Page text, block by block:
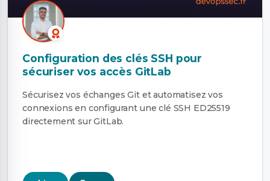
Configuration des clés SSH pour
sécuriser vos accès GitLab
Sécurisez vos échanges Git et automatisez vos
connexions en configurant une clé SSH ED25519
directement sur GitLab.